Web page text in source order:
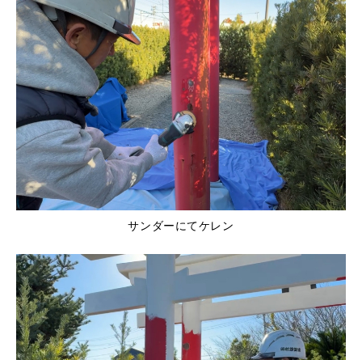
サンダーにてケレン